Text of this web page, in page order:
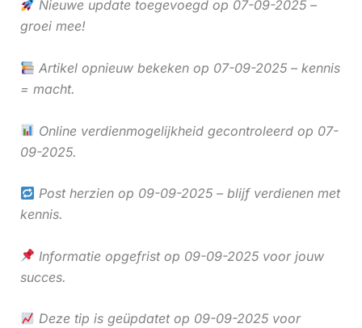
Nieuwe update toegevoegd op 07-09-2025 –
groei mee!
Artikel opnieuw bekeken op 07-09-2025 – kennis
= macht.
Online verdienmogelijkheid gecontroleerd op 07-
09-2025.
Post herzien op 09-09-2025 – blijf verdienen met
kennis.
Informatie opgefrist op 09-09-2025 voor jouw
succes.
Deze tip is geüpdatet op 09-09-2025 voor